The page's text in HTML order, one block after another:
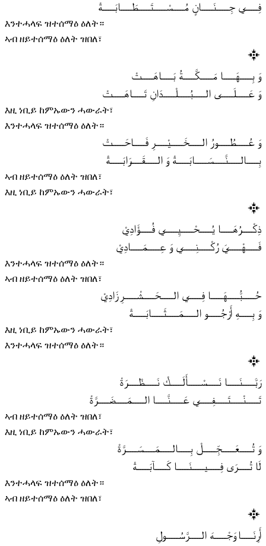
فِـــــي جِـــــنَـــــانٍ مُـــــسْـــــتَـــــطَـــــابَـــــةْ
እንተሓላፍ ዝተሰማዕ ዕለት።
ኣብ ዘይተሰማዕ ዕለት ዝበለ፣
وَ بِـــــهَـــــا مَـــــكَّـــــةُ بَـــــاهَـــــتْ
وَ عَـــــلَـــــى الـــــبُـــــلْـــــدَانِ تَـــــاهَـــــتْ
እዚ ነቢይ ከምኡውን ሓውራት፣
እንተሓላፍ ዝተሰማዕ ዕለት።
وَ عُـــــطُـــــورُ الـــــخَـــــيْـــــرِ فَـــــاحَـــــتْ
بِـــــالـــــنَّـــــسَـــــابَـــــةْ وَ الـــــقَـــــرَابَـــــةْ
ኣብ ዘይተሰማዕ ዕለት ዝበለ፣
እዚ ነቢይ ከምኡውን ሓውራት፣
ذِكْـــــرُهَـــــا يُـــــحْـــــيِـــــي فُـــــؤَادِيْ
فَـــــهْـــــيَ رُكْـــــنِـــــي وَ عِـــــمَـــــادِيْ
እንተሓላፍ ዝተሰማዕ ዕለት።
ኣብ ዘይተሰማዕ ዕለት ዝበለ፣
حُـــــبُّـــــهَـــــا فِـــــي الـــــحَـــــشْـــــرِ زَادِيْ
وَ بِـــــهِ أَرْجُـــــو الـــــمَـــــثَـــــابَـــــةْ
እዚ ነቢይ ከምኡውን ሓውራት፣
እንተሓላፍ ዝተሰማዕ ዕለት።
رَبَّـــــنَـــــا نَـــــسْـــــأَلَـــــكْ نَـــــظْـــــرَةْ
تَـــــنْـــــتَـــــفِـــــي عَـــــنَّـــــا الـــــمَـــــضَـــــرَّةْ
ኣብ ዘይተሰማዕ ዕለት ዝበለ፣
እዚ ነቢይ ከምኡውን ሓውራት፣
وَ تُـــــعَـــــجِّـــــلْ بِـــــالـــــمَـــــسَـــــرَّةْ
لَا تُـــــرَى فِـــــيـــــنَـــــا كَـــــآبَـــــةْ
እንተሓላፍ ዝተሰማዕ ዕለት።
ኣብ ዘይተሰማዕ ዕለት ዝበለ፣
أَرِنَـــــا وَجْـــــهَ الـــــرَّسُـــــولِ